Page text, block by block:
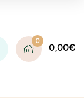
0
0,00€